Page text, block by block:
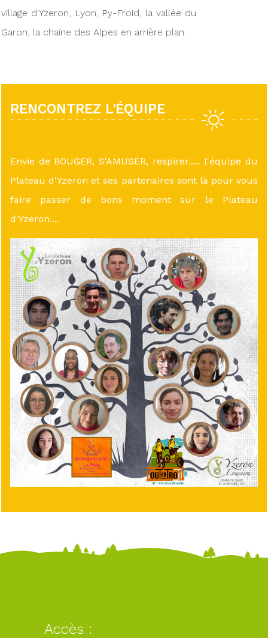
village d'Yzeron, Lyon, Py-Froid, la vallée du
Garon, la chaine des Alpes en arrière plan.
RENCONTREZ L'ÉQUIPE
Envie de BOUGER, S'AMUSER, respirer..... l'équipe du
Plateau d'Yzeron et ses partenaires sont là pour vous
faire passer de bons moment sur le Plateau
d'Yzeron....
Accès :